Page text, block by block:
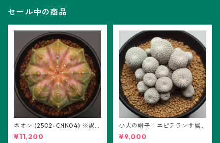
セール中の商品
ネオン (2502-CNN04) ※訳あ
り：ギムノカリキウム属 ※実
生
¥11,200
小人の帽子：エピテランサ属
(B01)
¥9,000